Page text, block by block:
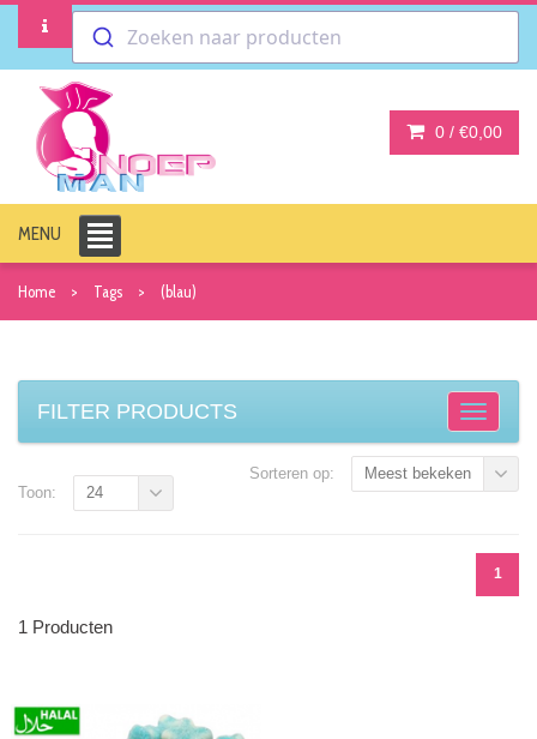
Zoeken naar producten
0 / €0,00
MENU
Home Tags (blau)
FILTER PRODUCTS
Sorteren op: Meest bekeken
1
Toon: 24
1 Producten